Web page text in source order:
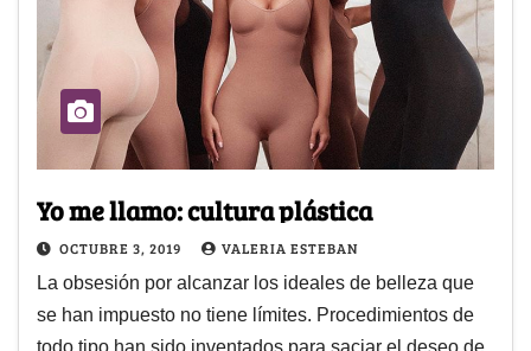
Yo me llamo: cultura plástica
OCTUBRE 3, 2019 VALERIA ESTEBAN
La obsesión por alcanzar los ideales de belleza que
se han impuesto no tiene límites. Procedimientos de
todo tipo han sido inventados para saciar el deseo de